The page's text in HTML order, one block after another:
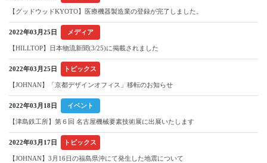
【グッドウッドKYOTO】医療機器製造業の登録が完了しました。
2022年03月25日 メディア
【HILLTOP】日本物流新聞(3/25)に掲載されました
2022年03月25日 トピックス
【JOHNAN】「京都デザインオフィス」移転のお知らせ
2022年03月18日 イベント
【津島鉄工所】第６回 名古屋機械要素技術展に出展いたします
2022年03月17日 トピックス
【JOHNAN】3月16日の福島県沖にて発生した地震について